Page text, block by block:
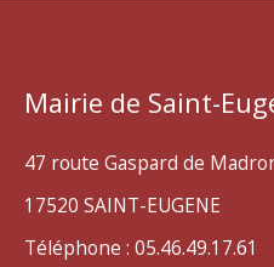
Mairie de Saint-
47 route Gaspard de
17520 SAINT-EUGENE
Téléphone : 05.46.49.17.61